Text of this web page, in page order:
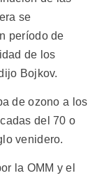
se
período de
de los
Bojkov.
de ozono a los
del 70 o
venidero.
la OMM y el